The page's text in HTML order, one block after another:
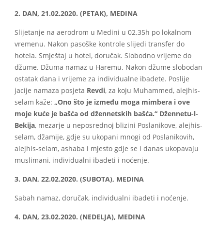
2. DAN, 21.02.2020. (PETAK), MEDINA
Slijetanje na aerodrom u Medini u 02.35h po lokalnom
vremenu. Nakon pasoške kontrole slijedi transfer do
hotela. Smještaj u hotel, doručak. Slobodno vrijeme do
džume. Džuma namaz u Haremu. Nakon džume slobodan
ostatak dana i vrijeme za individualne ibadete. Poslije
jacije namaza posjeta Revdi, za koju Muhammed, alejhis-
selam kaže: „Ono što je između moga mimbera i ove
moje kuće je bašća od džennetskih bašća.“ Džennetu-l-
Bekija, mezarje u neposrednoj blizini Poslanikove, alejhis-
selam, džamije, gdje su ukopani mnogi od Poslanikovih,
alejhis-selam, ashaba i mjesto gdje se i danas ukopavaju
muslimani, individualni ibadeti i noćenje.
3. DAN, 22.02.2020. (SUBOTA), MEDINA
Sabah namaz, doručak, individualni ibadeti i noćenje.
4. DAN, 23.02.2020. (NEDELJA), MEDINA